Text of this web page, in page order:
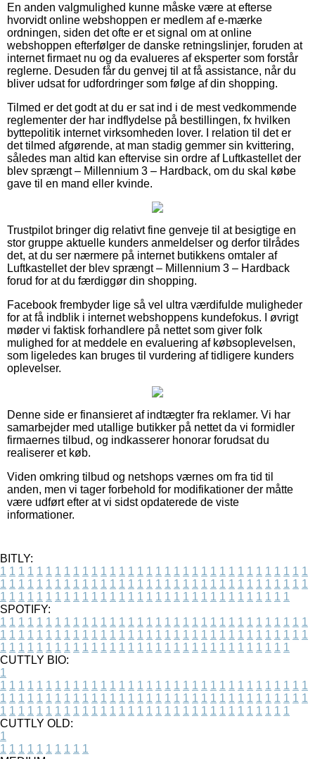
En anden valgmulighed kunne måske være at efterse
hvorvidt online webshoppen er medlem af e-mærke
ordningen, siden det ofte er et signal om at online
webshoppen efterfølger de danske retningslinjer, foruden at
internet firmaet nu og da evalueres af eksperter som forstår
reglerne. Desuden får du genvej til at få assistance, når du
bliver udsat for udfordringer som følge af din shopping.
Tilmed er det godt at du er sat ind i de mest vedkommende
reglementer der har indflydelse på bestillingen, fx hvilken
byttepolitik internet virksomheden lover. I relation til det er
det tilmed afgørende, at man stadig gemmer sin kvittering,
således man altid kan eftervise sin ordre af Luftkastellet der
blev sprængt – Millennium 3 – Hardback, om du skal købe
gave til en mand eller kvinde.
Trustpilot bringer dig relativt fine genveje til at besigtige en
stor gruppe aktuelle kunders anmeldelser og derfor tilrådes
det, at du ser nærmere på internet butikkens omtaler af
Luftkastellet der blev sprængt – Millennium 3 – Hardback
forud for at du færdiggør din shopping.
Facebook frembyder lige så vel ultra værdifulde muligheder
for at få indblik i internet webshoppens kundefokus. I øvrigt
møder vi faktisk forhandlere på nettet som giver folk
mulighed for at meddele en evaluering af købsoplevelsen,
som ligeledes kan bruges til vurdering af tidligere kunders
oplevelser.
Denne side er finansieret af indtægter fra reklamer. Vi har
samarbejder med utallige butikker på nettet da vi formidler
firmaernes tilbud, og indkasserer honorar forudsat du
realiserer et køb.
Viden omkring tilbud og netshops værnes om fra tid til
anden, men vi tager forbehold for modifikationer der måtte
være udført efter at vi sidst opdaterede de viste
informationer.
BITLY:
1 1 1 1 1 1 1 1 1 1 1 1 1 1 1 1 1 1 1 1 1 1 1 1 1 1 1 1 1 1 1 1 1 1
1 1 1 1 1 1 1 1 1 1 1 1 1 1 1 1 1 1 1 1 1 1 1 1 1 1 1 1 1 1 1 1 1 1
1 1 1 1 1 1 1 1 1 1 1 1 1 1 1 1 1 1 1 1 1 1 1 1 1 1 1 1 1 1 1 1
SPOTIFY:
1 1 1 1 1 1 1 1 1 1 1 1 1 1 1 1 1 1 1 1 1 1 1 1 1 1 1 1 1 1 1 1 1 1
1 1 1 1 1 1 1 1 1 1 1 1 1 1 1 1 1 1 1 1 1 1 1 1 1 1 1 1 1 1 1 1 1 1
1 1 1 1 1 1 1 1 1 1 1 1 1 1 1 1 1 1 1 1 1 1 1 1 1 1 1 1 1 1 1 1
CUTTLY BIO:
1
1 1 1 1 1 1 1 1 1 1 1 1 1 1 1 1 1 1 1 1 1 1 1 1 1 1 1 1 1 1 1 1 1 1
1 1 1 1 1 1 1 1 1 1 1 1 1 1 1 1 1 1 1 1 1 1 1 1 1 1 1 1 1 1 1 1 1 1
1 1 1 1 1 1 1 1 1 1 1 1 1 1 1 1 1 1 1 1 1 1 1 1 1 1 1 1 1 1 1 1
CUTTLY OLD:
1
1 1 1 1 1 1 1 1 1 1